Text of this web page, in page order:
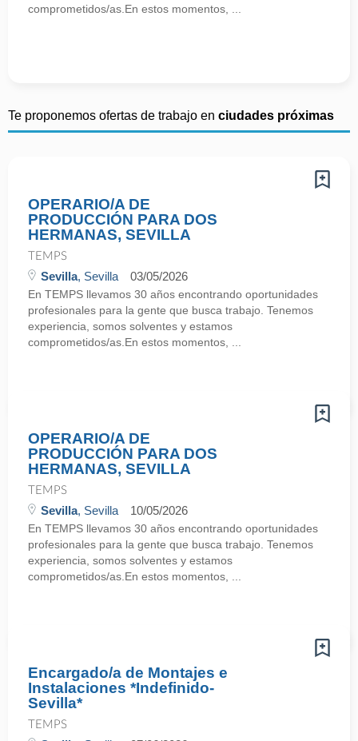
comprometidos/as.En estos momentos, ...
Te proponemos ofertas de trabajo en ciudades próximas
OPERARIO/A DE
PRODUCCIÓN PARA DOS
HERMANAS, SEVILLA
TEMPS
Sevilla, Sevilla 03/05/2026
En TEMPS llevamos 30 años encontrando oportunidades
profesionales para la gente que busca trabajo. Tenemos
experiencia, somos solventes y estamos
comprometidos/as.En estos momentos, ...
OPERARIO/A DE
PRODUCCIÓN PARA DOS
HERMANAS, SEVILLA
TEMPS
Sevilla, Sevilla 10/05/2026
En TEMPS llevamos 30 años encontrando oportunidades
profesionales para la gente que busca trabajo. Tenemos
experiencia, somos solventes y estamos
comprometidos/as.En estos momentos, ...
Encargado/a de Montajes e
Instalaciones *Indefinido-
Sevilla*
TEMPS